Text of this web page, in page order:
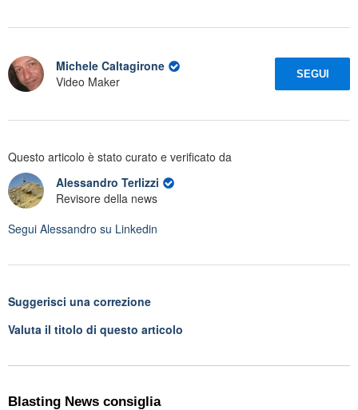
Michele Caltagirone
Video Maker
SEGUI
Questo articolo è stato curato e verificato da
Alessandro Terlizzi
Revisore della news
Segui Alessandro su Linkedin
Suggerisci una correzione
Valuta il titolo di questo articolo
Blasting News consiglia